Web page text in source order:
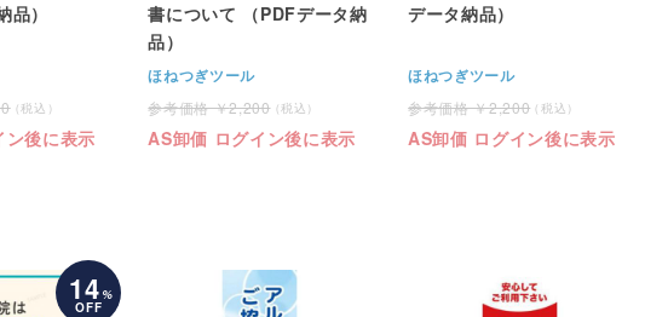
品）
ン後に表示
書について （PDFデータ納
品）
ほねつぎツール
2,200
AS卸価 ログイン後に表示
データ納品）
ほねつぎツール
2,200
AS卸価 ログイン後に表示
14 %
OFF